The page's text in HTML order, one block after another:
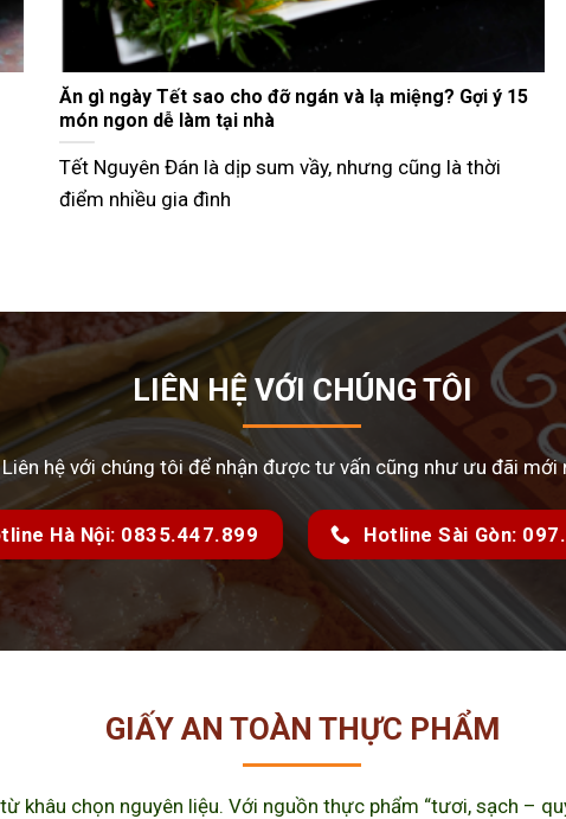
Gợi ý các món đãi khách ngày Tết đầy đủ 3 miền
Tết Nguyên Đán không chỉ là dịp đoàn viên mà còn là
thời điểm các
LIÊN HỆ VỚI CHÚNG TÔI
Liên hệ với chúng tôi để nhận được tư vấn cũng như ưu đãi mới
Hà Nội: 0835.447.899 Hotline Sài Gòn:
GIẤY AN TOÀN THỰC PHẨM
khâu chọn nguyên liệu. Với nguồn thực phẩm “tươi, sạch –